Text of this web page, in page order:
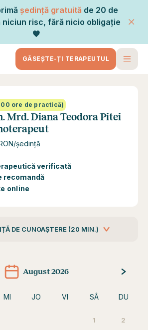
ședință gratuită de 20 de
niciun risc, fără nicio obligație
🧡
GĂSEȘTE-ȚI TERAPEUTUL
ore de practică)
Mrd. Diana Teodora Pitei
ședință
verificată
recomandă
online
DE CUNOAȘTERE (20 MIN.)
August 2026
MI JO VI SÂ DU
1 2